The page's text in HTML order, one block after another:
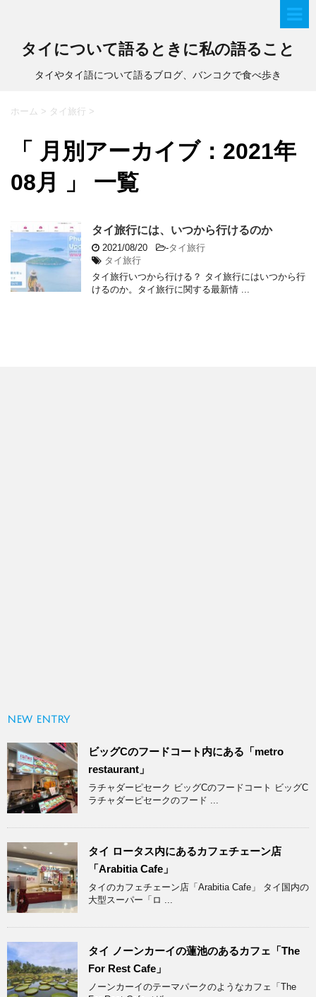
タイについて語るときに私の語ること
タイやタイ語について語るブログ、バンコクで食べ歩き
ホーム > タイ旅行 >
「 月別アーカイブ：2021年
08月 」 一覧
タイ旅行には、いつから行けるのか
2021/08/20 -タイ旅行
タイ旅行
タイ旅行いつから行ける？ タイ旅行にはいつから行
けるのか。タイ旅行に関する最新情 ...
NEW ENTRY
ビッグCのフードコート内にある「metro
restaurant」
ラチャダーピセーク ビッグCのフードコート ビッグC
ラチャダーピセークのフード ...
タイ ロータス内にあるカフェチェーン店
「Arabitia Cafe」
タイのカフェチェーン店「Arabitia Cafe」 タイ国内の
大型スーパー「ロ ...
タイ ノーンカーイの蓮池のあるカフェ「The
For Rest Cafe」
ノーンカーイのテーマパークのようなカフェ「The